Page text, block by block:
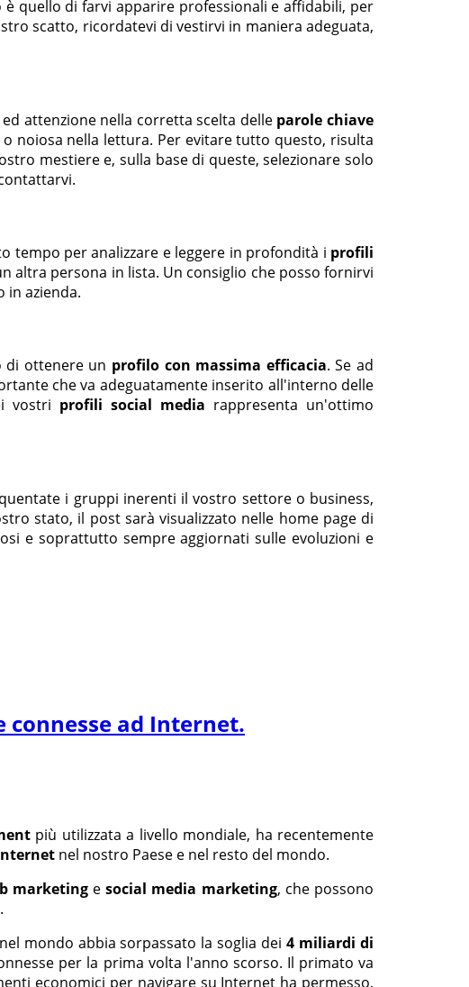
quello di farvi apparire professionali e affidabili, per
scatto, ricordatevi di vestirvi in maniera adeguata,
attenzione nella corretta scelta delle parole chiave
noiosa nella lettura. Per evitare tutto questo, risulta
mestiere e, sulla base di queste, selezionare solo
tempo per analizzare e leggere in profondità i profili
altra persona in lista. Un consiglio che posso fornirvi
in azienda.
di ottenere un profilo con massima efficacia. Se ad
che va adeguatamente inserito all'interno delle
vostri profili social media rappresenta un'ottimo
i gruppi inerenti il vostro settore o business,
stato, il post sarà visualizzato nelle home page di
e soprattutto sempre aggiornati sulle evoluzioni e
connesse ad Internet.
più utilizzata a livello mondiale, ha recentemente
nel nostro Paese e nel resto del mondo.
marketingesocial media marketing, che possono
mondo abbia sorpassato la soglia dei4 miliardi di
per la prima volta l'anno scorso. Il primato va
economici per navigare su Internet ha permesso,